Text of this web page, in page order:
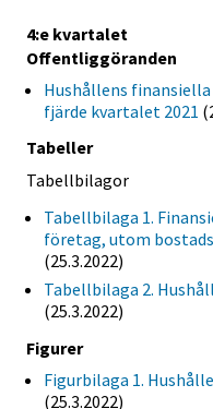
4:e kvartalet
Offentliggöranden
Hushållens
fjärde kvartalet 2021
Tabeller
Tabellbilagor
Tabellbilaga 1.
företag, utom
(25.3.2022)
Tabellbilaga 2.
(25.3.2022)
Figurer
Figurbilaga 1.
(25.3.2022)